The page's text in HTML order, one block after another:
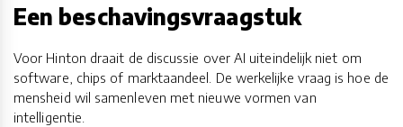
Een beschavingsvraagstuk
Voor Hinton draait de discussie over AI uiteindelijk niet om
software, chips of marktaandeel. De werkelijke vraag is hoe de
mensheid wil samenleven met nieuwe vormen van
intelligentie.